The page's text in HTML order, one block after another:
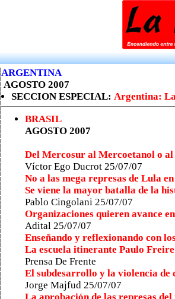
ARGENTINA
AGOSTO 2007
SECCION ESPECIAL: Argentina:
BRASIL
AGOSTO 2007
Del Mercosur al Mercoetanol o
Víctor Ego Ducrot 25/07/07
No a las mega represas de Lula
Se viene la mayor batalla de la
Pablo Cingolani 25/07/07
Organizaciones quieren avance
Adital 25/07/07
Enseñando y reflexionando con
La escuela itinerante Paulo Freire
Prensa De Frente
El subdesarrollo y la violencia de
Jorge Majfud 25/07/07
La aprobación de las represas